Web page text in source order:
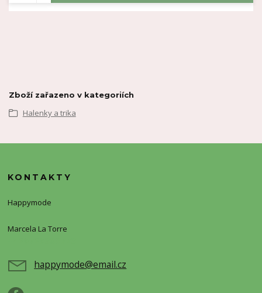
Zboží zařazeno v kategoriích
Halenky a trika
KONTAKTY
Happymode
Marcela La Torre
happymode@email.cz